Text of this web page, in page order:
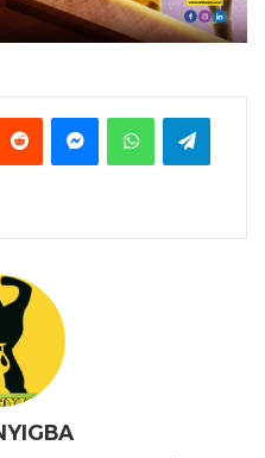
Reddit MessengerWhatsAppTelegram